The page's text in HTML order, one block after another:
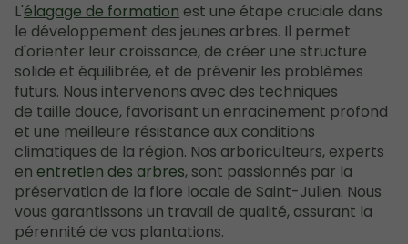
L'élagage de formation est une étape cruciale dans
le développement des jeunes arbres. Il permet
d'orienter leur croissance, de créer une structure
solide et équilibrée, et de prévenir les problèmes
futurs. Nous intervenons avec des techniques
de taille douce, favorisant un enracinement profond
et une meilleure résistance aux conditions
climatiques de la région. Nos arboriculteurs, experts
en entretien des arbres, sont passionnés par la
préservation de la flore locale de Saint-Julien. Nous
vous garantissons un travail de qualité, assurant la
pérennité de vos plantations.